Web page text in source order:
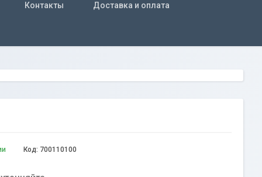
Контакты Доставка и оплата
Код: 700110100